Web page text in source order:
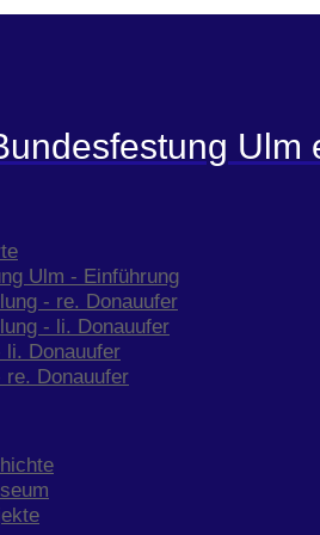
Ulm
Ulm - Einführung
- re. Donauufer
- li. Donauufer
Donauufer
Donauufer